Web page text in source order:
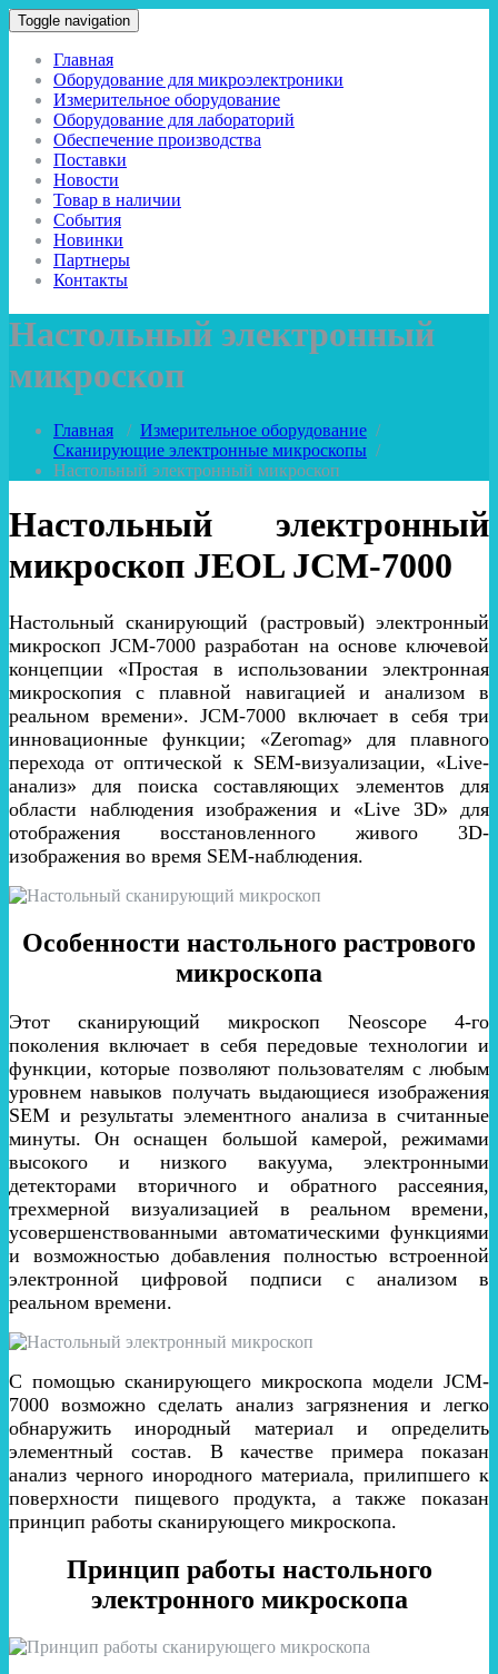
Toggle navigation
Главная
Оборудование для микроэлектроники
Измерительное оборудование
Оборудование для лабораторий
Обеспечение производства
Поставки
Новости
Товар в наличии
События
Новинки
Партнеры
Контакты
Настольный электронный
микроскоп
Главная / Измерительное оборудование /
Сканирующие электронные микроскопы /
Настольный электронный микроскоп
Настольный электронный
микроскоп JEOL JCM-7000
Настольный сканирующий (растровый) электронный
микроскоп JCM-7000 разработан на основе ключевой
концепции «Простая в использовании электронная
микроскопия с плавной навигацией и анализом в
реальном времени». JCM-7000 включает в себя три
инновационные функции; «Zeromag» для плавного
перехода от оптической к SEM-визуализации, «Live-
анализ» для поиска составляющих элементов для
области наблюдения изображения и «Live 3D» для
отображения восстановленного живого 3D-
изображения во время SEM-наблюдения.
Особенности настольного растрового
микроскопа
Этот сканирующий микроскоп Neoscope 4-го
поколения включает в себя передовые технологии и
функции, которые позволяют пользователям с любым
уровнем навыков получать выдающиеся изображения
SEM и результаты элементного анализа в считанные
минуты. Он оснащен большой камерой, режимами
высокого и низкого вакуума, электронными
детекторами вторичного и обратного рассеяния,
трехмерной визуализацией в реальном времени,
усовершенствованными автоматическими функциями
и возможностью добавления полностью встроенной
электронной цифровой подписи с анализом в
реальном времени.
С помощью сканирующего микроскопа модели JCM-
7000 возможно сделать анализ загрязнения и легко
обнаружить инородный материал и определить
элементный состав. В качестве примера показан
анализ черного инородного материала, прилипшего к
поверхности пищевого продукта, а также показан
принцип работы сканирующего микроскопа.
Принцип работы настольного
электронного микроскопа